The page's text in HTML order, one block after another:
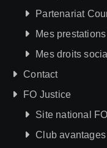
Partenariat
Mes
Mes droits
Contact
FO Justice
Site national
Club avantages